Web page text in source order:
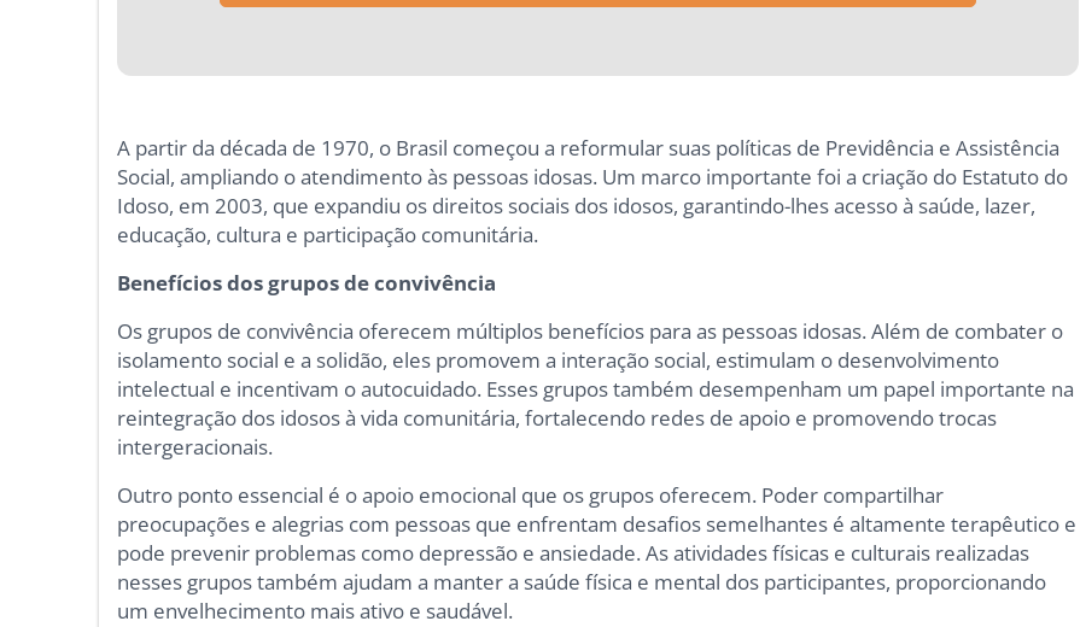
A partir da década de 1970, o Brasil começou a reformular suas políticas de Previdência e Assistência
Social, ampliando o atendimento às pessoas idosas. Um marco importante foi a criação do Estatuto do
Idoso, em 2003, que expandiu os direitos sociais dos idosos, garantindo-lhes acesso à saúde, lazer,
educação, cultura e participação comunitária.
Benefícios dos grupos de convivência
Os grupos de convivência oferecem múltiplos benefícios para as pessoas idosas. Além de combater o
isolamento social e a solidão, eles promovem a interação social, estimulam o desenvolvimento
intelectual e incentivam o autocuidado. Esses grupos também desempenham um papel importante na
reintegração dos idosos à vida comunitária, fortalecendo redes de apoio e promovendo trocas
intergeracionais.
Outro ponto essencial é o apoio emocional que os grupos oferecem. Poder compartilhar
preocupações e alegrias com pessoas que enfrentam desafios semelhantes é altamente terapêutico e
pode prevenir problemas como depressão e ansiedade. As atividades físicas e culturais realizadas
nesses grupos também ajudam a manter a saúde física e mental dos participantes, proporcionando
um envelhecimento mais ativo e saudável.